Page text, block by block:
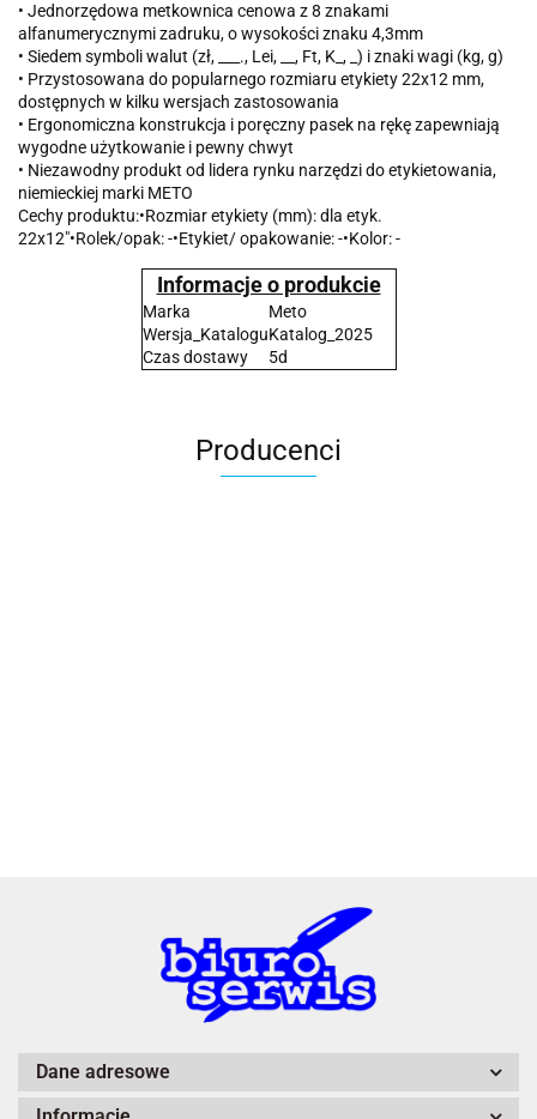
• Jednorzędowa metkownica cenowa z 8 znakami
alfanumerycznymi zadruku, o wysokości znaku 4,3mm
• Siedem symboli walut (zł, ___., Lei, __, Ft, K_, _) i znaki wagi (kg, g)
• Przystosowana do popularnego rozmiaru etykiety 22x12 mm,
dostępnych w kilku wersjach zastosowania
• Ergonomiczna konstrukcja i poręczny pasek na rękę zapewniają
wygodne użytkowanie i pewny chwyt
• Niezawodny produkt od lidera rynku narzędzi do etykietowania,
niemieckiej marki METO
Cechy produktu:•Rozmiar etykiety (mm): dla etyk.
22x12"•Rolek/opak: -•Etykiet/ opakowanie: -•Kolor: -
Informacje o produkcie
Marka
Meto
Wersja_KataloguKatalog_2025
Czas dostawy
5d
Producenci
A4 Tech
Dane adresowe